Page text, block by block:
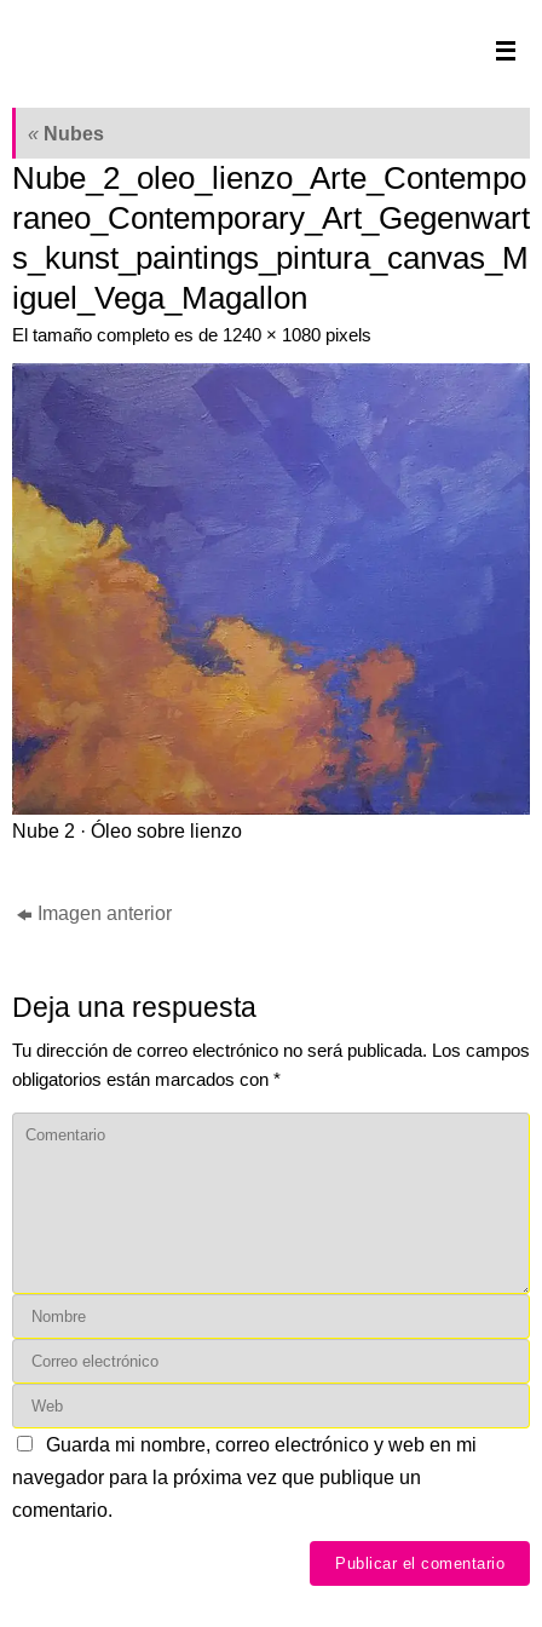
« Nubes
Nube_2_oleo_lienzo_Arte_Contempo
raneo_Contemporary_Art_Gegenwart
s_kunst_paintings_pintura_canvas_M
iguel_Vega_Magallon
El tamaño completo es de 1240 × 1080 pixels
Nube 2 · Óleo sobre lienzo
Imagen anterior
Deja una respuesta
Tu dirección de correo electrónico no será publicada. Los campos
obligatorios están marcados con *
Guarda mi nombre, correo electrónico y web en mi
navegador para la próxima vez que publique un
comentario.